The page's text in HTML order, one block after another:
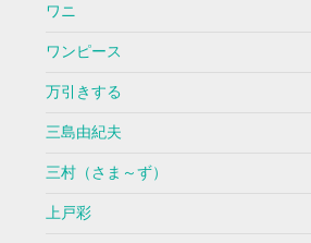
ワニ
ワンピース
万引きする
三島由紀夫
三村（さま～ず）
上戸彩